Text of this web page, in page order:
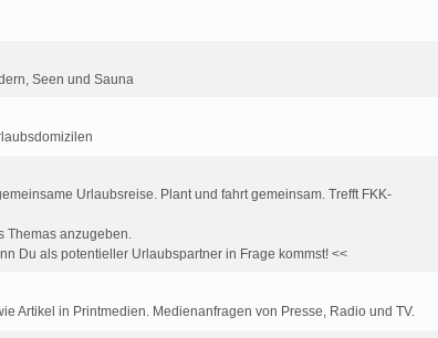
Seen und Sauna
Urlaubsreise. Plant und fahrt gemeinsam. Trefft FKK-
Themas anzugeben.
Du als potentieller Urlaubspartner in Frage kommst! <<
Artikel in Printmedien. Medienanfragen von Presse, Radio und TV.